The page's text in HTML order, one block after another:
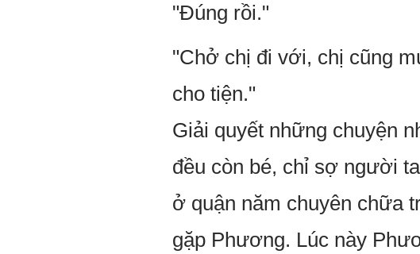
"Đúng rồi."
"Chở chị đi với, chị cũng
cho tiện."
Giải quyết những chuyện
đều còn bé, chỉ sợ người
ở quận năm chuyên chữa
gặp Phương. Lúc này